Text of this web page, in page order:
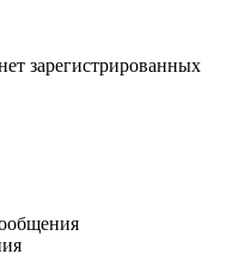
зарегистрированных